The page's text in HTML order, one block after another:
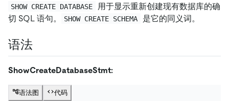
SHOW CREATE DATABASE
用于显示重新创建现有数据库的确
切 SQL 语句。
SHOW CREATE SCHEMA 是它的同义词。
语法
ShowCreateDatabaseStmt:
语法图 代码